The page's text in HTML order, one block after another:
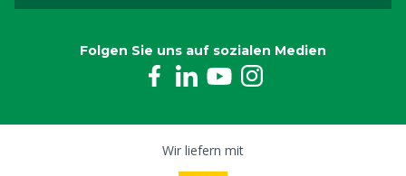
Folgen Sie uns auf sozialen Medien
Wir liefern mit